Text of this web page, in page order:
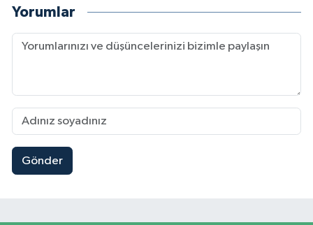
Yorumlar
Gönder